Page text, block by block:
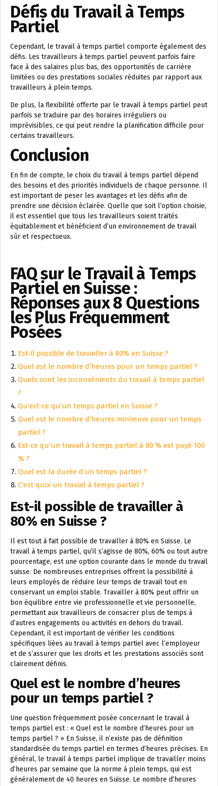
Défis du Travail à Temps
Partiel
Cependant, le travail à temps partiel comporte également des
défis. Les travailleurs à temps partiel peuvent parfois faire
face à des salaires plus bas, des opportunités de carrière
limitées ou des prestations sociales réduites par rapport aux
travailleurs à plein temps.
De plus, la flexibilité offerte par le travail à temps partiel peut
parfois se traduire par des horaires irréguliers ou
imprévisibles, ce qui peut rendre la planification difficile pour
certains travailleurs.
Conclusion
En fin de compte, le choix du travail à temps partiel dépend
des besoins et des priorités individuels de chaque personne. Il
est important de peser les avantages et les défis afin de
prendre une décision éclairée. Quelle que soit l’option choisie,
il est essentiel que tous les travailleurs soient traités
équitablement et bénéficient d’un environnement de travail
sûr et respectueux.
FAQ sur le Travail à Temps
Partiel en Suisse :
Réponses aux 8 Questions
les Plus Fréquemment
Posées
Est-il possible de travailler à 80% en Suisse ?
Quel est le nombre d’heures pour un temps partiel ?
Quels sont les inconvénients du travail à temps partiel
?
Qu’est-ce qu’un temps partiel en Suisse ?
Quel est le nombre d’heures minimum pour un temps
partiel ?
Est-ce qu’un travail à temps partiel à 80 % est payé 100
% ?
Quel est la durée d’un temps partiel ?
C’est quoi un travail à temps partiel ?
Est-il possible de travailler à
80% en Suisse ?
Il est tout à fait possible de travailler à 80% en Suisse. Le
travail à temps partiel, qu’il s’agisse de 80%, 60% ou tout autre
pourcentage, est une option courante dans le monde du travail
suisse. De nombreuses entreprises offrent la possibilité à
leurs employés de réduire leur temps de travail tout en
conservant un emploi stable. Travailler à 80% peut offrir un
bon équilibre entre vie professionnelle et vie personnelle,
permettant aux travailleurs de consacrer plus de temps à
d’autres engagements ou activités en dehors du travail.
Cependant, il est important de vérifier les conditions
spécifiques liées au travail à temps partiel avec l’employeur
et de s’assurer que les droits et les prestations associés sont
clairement définis.
Quel est le nombre d’heures
pour un temps partiel ?
Une question fréquemment posée concernant le travail à
temps partiel est : « Quel est le nombre d’heures pour un
temps partiel ? » En Suisse, il n’existe pas de définition
standardisée du temps partiel en termes d’heures précises. En
général, le travail à temps partiel implique de travailler moins
d’heures par semaine que la norme à plein temps, qui est
généralement de 40 heures en Suisse. Le nombre d’heures